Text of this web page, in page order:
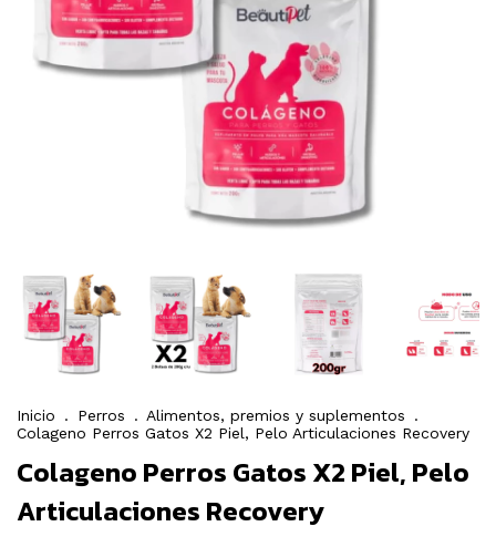
Inicio . Perros . Alimentos, premios y suplementos
.
Colageno Perros Gatos X2 Piel, Pelo Articulaciones Recovery
Colageno Perros Gatos X2 Piel, Pelo
Articulaciones Recovery